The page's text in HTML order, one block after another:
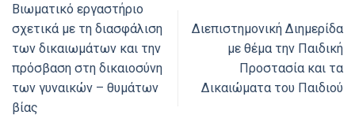
Βιωματικό εργαστήριο
σχετικά με τη διασφάλιση
των δικαιωμάτων και την
πρόσβαση στη δικαιοσύνη
των γυναικών – θυμάτων
βίας
Διεπιστημονική Διημερίδα
με θέμα την Παιδική
Προστασία και τα
Δικαιώματα του Παιδιού